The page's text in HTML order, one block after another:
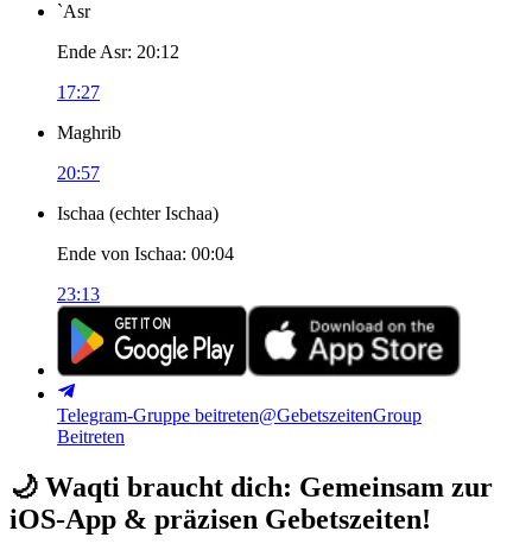
`Asr
Ende Asr: 20:12
17:27
Maghrib
20:57
Ischaa (echter Ischaa)
Ende von Ischaa: 00:04
23:13
Telegram-Gruppe beitreten@GebetszeitenGroup
Beitreten
🌙 Waqti braucht dich: Gemeinsam zur
iOS-App & präzisen Gebetszeiten!